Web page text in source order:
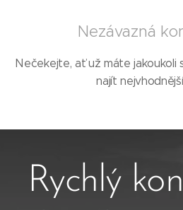
Nezávazná
Nečekejte, ať už máte jakoukoli
najít
Rychlý